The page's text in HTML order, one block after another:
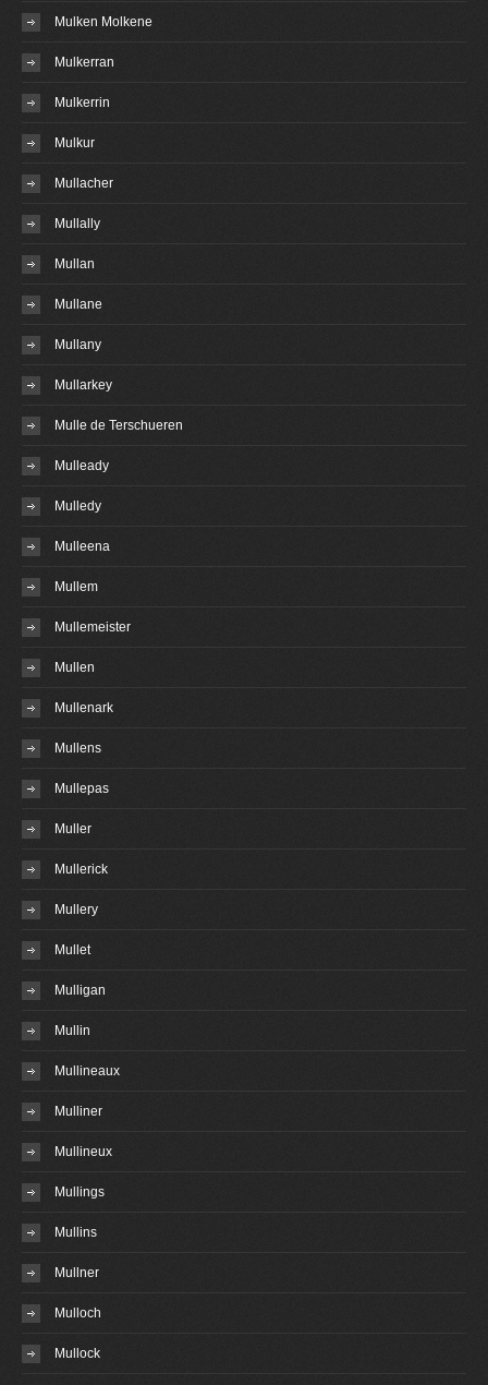
Mulken Molkene
Mulkerran
Mulkerrin
Mulkur
Mullacher
Mullally
Mullan
Mullane
Mullany
Mullarkey
Mulle de Terschueren
Mulleady
Mulledy
Mulleena
Mullem
Mullemeister
Mullen
Mullenark
Mullens
Mullepas
Muller
Mullerick
Mullery
Mullet
Mulligan
Mullin
Mullineaux
Mulliner
Mullineux
Mullings
Mullins
Mullner
Mulloch
Mullock